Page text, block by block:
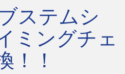
ステムシ
ミングチェ
！！